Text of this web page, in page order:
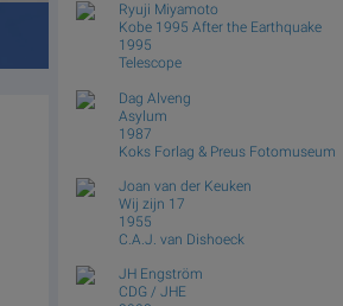
Ryuji Miyamoto
Kobe 1995 After the Earthquake
1995
Telescope
Dag Alveng
Asylum
1987
Koks Forlag & Preus Fotomuseum
Joan van der Keuken
Wij zijn 17
1955
C.A.J. van Dishoeck
JH Engström
CDG / JHE